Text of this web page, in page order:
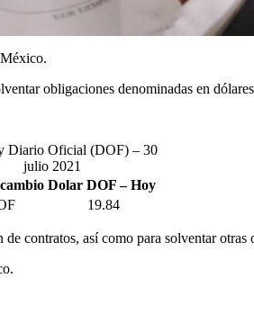
obligaciones denominadas en
Diario Oficial (DOF) – 30
julio 2021
Dolar DOF – Hoy
19.84
contratos, así como para solventar otras